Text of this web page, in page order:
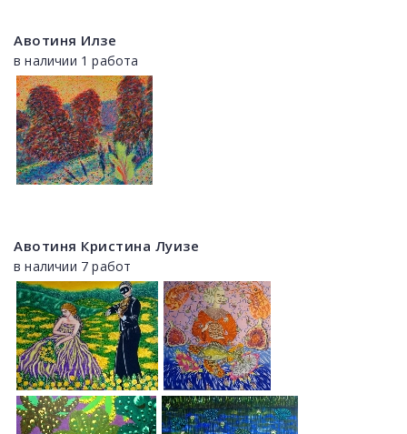
Авотиня Илзе
в наличии 1 работа
Авотиня Кристина Луизе
в наличии 7 работ